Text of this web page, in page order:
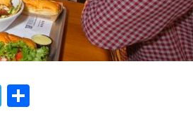
Telegram